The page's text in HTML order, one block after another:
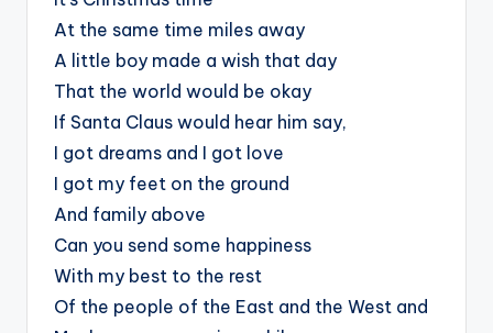
At the same time miles away
A little boy made a wish that day
That the world would be okay
If Santa Claus would hear him say,
I got dreams and I got love
I got my feet on the ground
And family above
Can you send some happiness
With my best to the rest
Of the people of the East and the West and